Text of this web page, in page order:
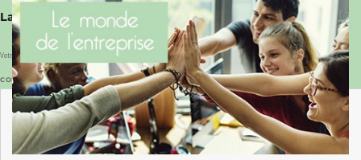
Laisser un commentaire
Votre adresse e-mail ne sera pas publiée. Les champs obligatoires sont indiqués avec*
COMMENTAIRE